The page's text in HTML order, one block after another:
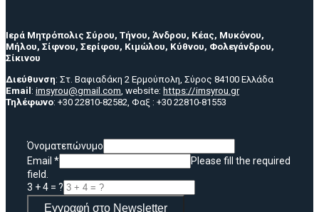
Ιερά Μητρόπολις Σύρου, Τήνου, Άνδρου, Κέας, Μυκόνου,
Μήλου, Σίφνου, Σερίφου, Κιμώλου, Κύθνου, Φολεγάνδρου,
Σίκινου
Διεύθυνση: Στ. Βαφιαδάκη 2 Ερμούπολη, Σύρος 84100 Ελλάδα
Email : imsyrou@gmail.com, website: https://imsyrou.gr
Τηλέφωνο: +30 22810-82582, Φαξ : +30 22810-81553
Όνοματεπώνυμο
Email *
Please fill the required
field.
3 + 4 = ?
Εγγραφή στο Newsletter